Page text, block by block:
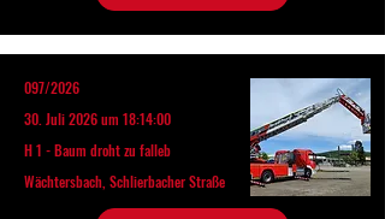
097/2026
30. Juli 2026 um 18:14:00
H 1 - Baum droht zu falleb
Wächtersbach, Schlierbacher Straße